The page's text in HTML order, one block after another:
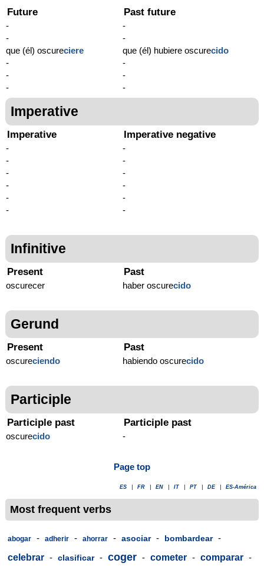
Future
-
-
que (él) oscureciere
-
-
-
Past future
-
-
que (él) hubiere oscurecido
-
-
-
Imperative
Imperative
-
-
-
-
-
-
Imperative negative
-
-
-
-
-
-
Infinitive
Present
oscurecer
Past
haber oscurecido
Gerund
Present
oscureciendo
Past
habiendo oscurecido
Participle
Participle past
oscurecido
Participle past
-
Page top
ES FR EN IT PT DE ES-América
Most frequent verbs
abogar - adherir - ahorrar - asociar - bombardear -
celebrar - clasificar - coger - cometer - comparar -